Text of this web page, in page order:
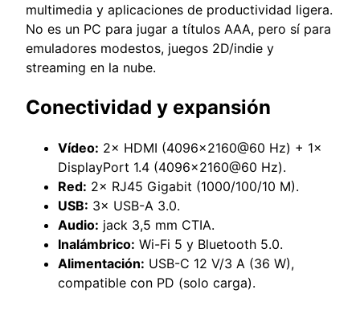
multimedia y aplicaciones de productividad ligera.
No es un PC para jugar a títulos AAA, pero sí para
emuladores modestos, juegos 2D/indie y
streaming en la nube.
Conectividad y expansión
Vídeo: 2× HDMI (4096×2160@60 Hz) + 1×
DisplayPort 1.4 (4096×2160@60 Hz).
Red: 2× RJ45 Gigabit (1000/100/10 M).
USB: 3× USB-A 3.0.
Audio: jack 3,5 mm CTIA.
Inalámbrico: Wi-Fi 5 y Bluetooth 5.0.
Alimentación: USB-C 12 V/3 A (36 W),
compatible con PD (solo carga).